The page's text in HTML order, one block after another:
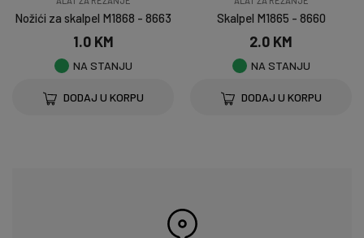
Nožići za skalpel M1868 - 8663
1.0 KM
NA STANJU
DODAJ U KORPU
Skalpel M1865 - 8660
2.0 KM
NA STANJU
DODAJ U KORPU